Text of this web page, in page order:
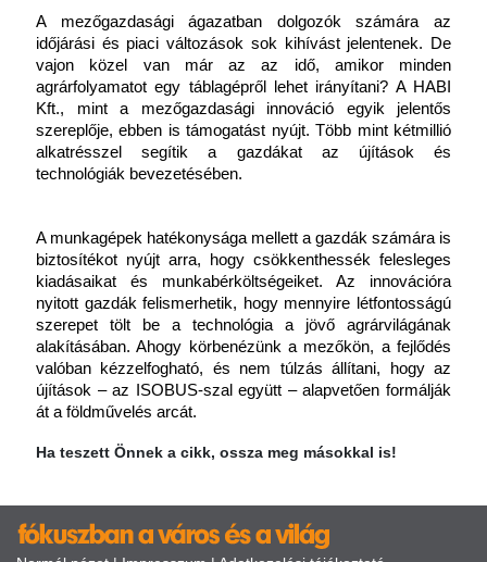
A mezőgazdasági ágazatban dolgozók számára az
időjárási és piaci változások sok kihívást jelentenek. De
vajon közel van már az az idő, amikor minden
agrárfolyamatot egy táblagépről lehet irányítani? A HABI
Kft., mint a mezőgazdasági innováció egyik jelentős
szereplője, ebben is támogatást nyújt. Több mint kétmillió
alkatrésszel segítik a gazdákat az újítások és
technológiák bevezetésében.
A munkagépek hatékonysága mellett a gazdák számára is
biztosítékot nyújt arra, hogy csökkenthessék felesleges
kiadásaikat és munkabérköltségeiket. Az innovációra
nyitott gazdák felismerhetik, hogy mennyire létfontosságú
szerepet tölt be a technológia a jövő agrárvilágának
alakításában. Ahogy körbenézünk a mezőkön, a fejlődés
valóban kézzelfogható, és nem túlzás állítani, hogy az
újítások – az ISOBUS-szal együtt – alapvetően formálják
át a földművelés arcát.
Ha teszett Önnek a cikk, ossza meg másokkal is!